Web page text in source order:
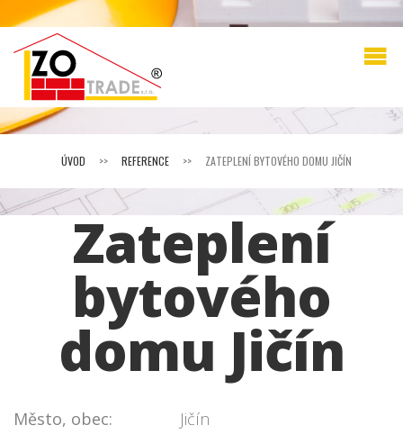
ÚVOD >> REFERENCE >> ZATEPLENÍ BYTOVÉHO DOMU JIČÍN
Zateplení
bytového
domu Jičín
Město, obec:
Jičín